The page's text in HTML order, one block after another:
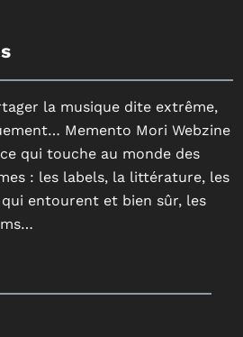
la musique dite extrême,
Memento Mori Webzine
qui touche au monde des
: les labels, la littérature, les
entourent et bien sûr, les